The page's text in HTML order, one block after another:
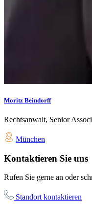
Moritz Beindorff
Rechtsanwalt, Senior
München
Kontaktieren Sie uns
Rufen Sie gerne an oder
Standort kontaktieren